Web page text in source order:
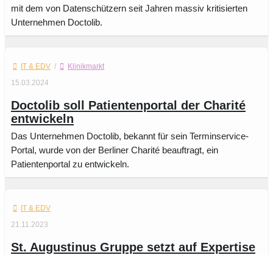
mit dem von Datenschützern seit Jahren massiv kritisierten
Unternehmen Doctolib.
IT & EDV /
Klinikmarkt
15.03.2024
Doctolib soll Patientenportal der Charité
entwickeln
Das Unternehmen Doctolib, bekannt für sein Terminservice-
Portal, wurde von der Berliner Charité beauftragt, ein
Patientenportal zu entwickeln.
IT & EDV
21.11.2023
St. Augustinus Gruppe setzt auf Expertise